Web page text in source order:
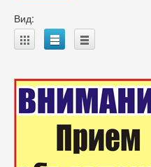
Вид:
A B C